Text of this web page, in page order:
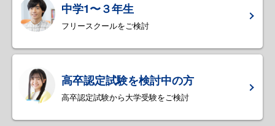
中学1〜３年生
フリースクールをご検討
高卒認定試験を検討中の方
高卒認定試験から大学受験をご検討